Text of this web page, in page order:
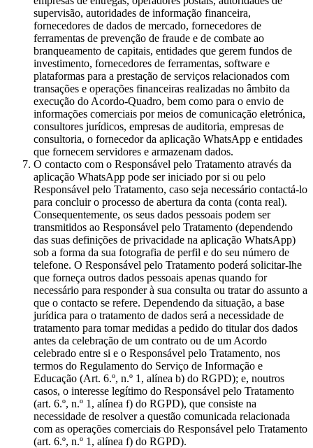
supervisão, autoridades de informação financeira,
fornecedores de dados de mercado, fornecedores de
ferramentas de prevenção de fraude e de combate ao
branqueamento de capitais, entidades que gerem fundos de
investimento, fornecedores de ferramentas, software e
plataformas para a prestação de serviços relacionados com
transações e operações financeiras realizadas no âmbito da
execução do Acordo-Quadro, bem como para o envio de
informações comerciais por meios de comunicação eletrónica,
consultores jurídicos, empresas de auditoria, empresas de
consultoria, o fornecedor da aplicação WhatsApp e entidades
que fornecem servidores e armazenam dados.
O contacto com o Responsável pelo Tratamento através da
aplicação WhatsApp pode ser iniciado por si ou pelo
Responsável pelo Tratamento, caso seja necessário contactá-lo
para concluir o processo de abertura da conta (conta real).
Consequentemente, os seus dados pessoais podem ser
transmitidos ao Responsável pelo Tratamento (dependendo
das suas definições de privacidade na aplicação WhatsApp)
sob a forma da sua fotografia de perfil e do seu número de
telefone. O Responsável pelo Tratamento poderá solicitar-lhe
que forneça outros dados pessoais apenas quando for
necessário para responder à sua consulta ou tratar do assunto a
que o contacto se refere. Dependendo da situação, a base
jurídica para o tratamento de dados será a necessidade de
tratamento para tomar medidas a pedido do titular dos dados
antes da celebração de um contrato ou de um Acordo
celebrado entre si e o Responsável pelo Tratamento, nos
termos do Regulamento do Serviço de Informação e
Educação (Art. 6.º, n.º 1, alínea b) do RGPD); e, noutros
casos, o interesse legítimo do Responsável pelo Tratamento
(art. 6.º, n.º 1, alínea f) do RGPD), que consiste na
necessidade de resolver a questão comunicada relacionada
com as operações comerciais do Responsável pelo Tratamento
(art. 6.º, n.º 1, alínea f) do RGPD).